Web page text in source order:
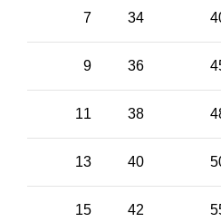
34
7
36
9
38
11
40
13
42
15